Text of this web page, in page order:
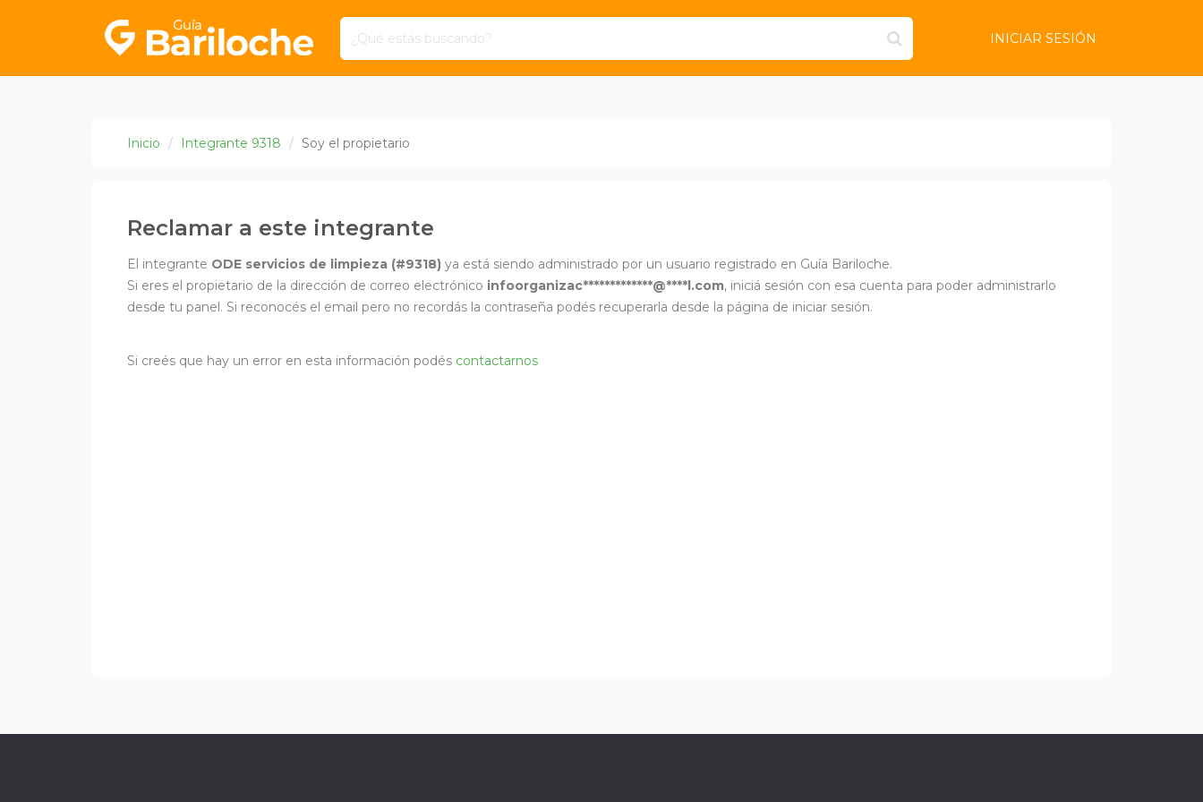
INICIAR SESIÓN
Inicio Integrante 9318 Soy el propietario
Reclamar a este integrante
El integrante ODE servicios de limpieza (#9318) ya está siendo administrado por un usuario registrado en Guía Bariloche.
Si eres el propietario de la dirección de correo electrónico infoorganizac*************@****l.com, iniciá sesión con esa cuenta para poder administrarlo
desde tu panel. Si reconocés el email pero no recordás la contraseña podés recuperarla desde la página de iniciar sesión.
Si creés que hay un error en esta información podés contactarnos